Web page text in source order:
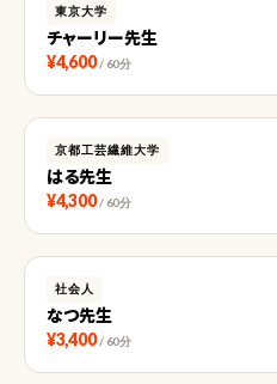
東京大学
チャーリー先生
¥4,600 / 60分
京都工芸繊維大学
はる先生
¥4,300 / 60分
社会人
なつ先生
¥3,400 / 60分